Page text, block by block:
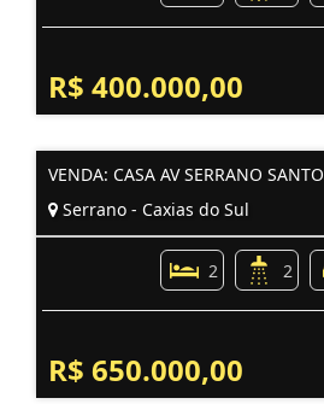
R$ 400.000,00
VENDA: CASA AV SERRANO
Serrano - Caxias do Sul
2 2
R$ 650.000,00